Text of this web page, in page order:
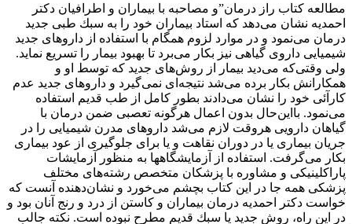
مطالعه كتاب راز درمان”و مصاحبه با بيماران و اطرافيان دكتر
احمديه نشان مى‌دهد كه استاد بيماران خود را به سبك طبى جديد
درمان مى‌نمود و در موارد لزوم همگام با استفاده از داروهاى جديد
شيميايى داروى گياهى نيز بكار مى‌برد تا بهبود بيمار را تسريع نمايد.
ولى وقتى‌كه مى‌ديد بيمار از روش‌هاى جديد كه توسط او و
همكارانش بكار برده مى‌شد نتيجه‌اى نمى‌گيرد و داروهاى جديد عدم
كارآئى خود را نشان مى‌دادند بطور كامل از طب قديم استفاده
مى‌نمود. بااين‌حال بدون اعمال هرگونه تعصبى ضمن درمان با
گياهان دارويى هروقت لازم مى‌شد داروهاى مدرن شيميايى را در
جريان بيمارى يا در دوران نقاهت و يا براى جلوگيرى از عود بيمارى
بكار مى‌گرفت. استفاده از آزمايشگاهها به منظور آزمايشات
پاراكلينيكى و مشاوره با پزشكان متخصص رشته‌هاى مختلف
پزشكى همه جا در اين كتاب بچشم مى‌خورد و نشان‌دهنده آنست كه
خواست دكتر احمديه درمان بيماران و كاستن از درد و رنج آنان بود و
در اين راه، روش جديد يا سبك قديم مطرح نبوده است. نكته جالب